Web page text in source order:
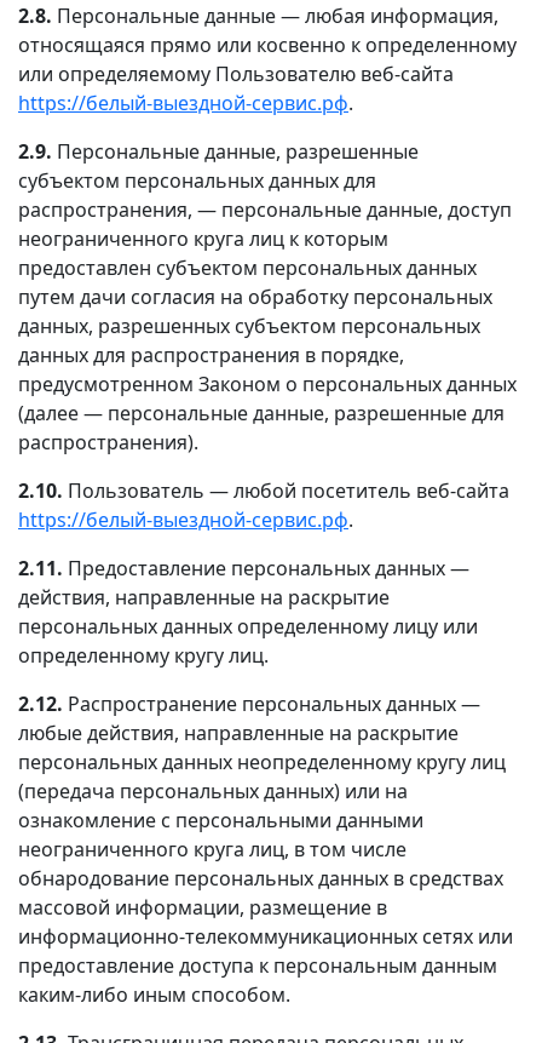
2.8. Персональные данные — любая информация,
относящаяся прямо или косвенно к определенному
или определяемому Пользователю веб-сайта
https://белый-выездной-сервис.рф.
2.9. Персональные данные, разрешенные
субъектом персональных данных для
распространения, — персональные данные, доступ
неограниченного круга лиц к которым
предоставлен субъектом персональных данных
путем дачи согласия на обработку персональных
данных, разрешенных субъектом персональных
данных для распространения в порядке,
предусмотренном Законом о персональных данных
(далее — персональные данные, разрешенные для
распространения).
2.10. Пользователь — любой посетитель веб-сайта
https://белый-выездной-сервис.рф.
2.11. Предоставление персональных данных —
действия, направленные на раскрытие
персональных данных определенному лицу или
определенному кругу лиц.
2.12. Распространение персональных данных —
любые действия, направленные на раскрытие
персональных данных неопределенному кругу лиц
(передача персональных данных) или на
ознакомление с персональными данными
неограниченного круга лиц, в том числе
обнародование персональных данных в средствах
массовой информации, размещение в
информационно-телекоммуникационных сетях или
предоставление доступа к персональным данным
каким-либо иным способом.